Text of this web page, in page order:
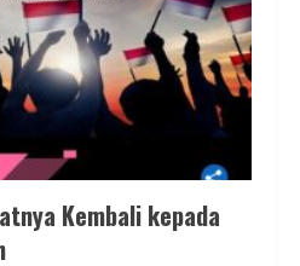
Kembali kepada